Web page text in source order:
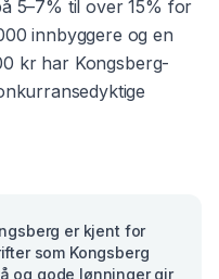
5–7% til over 15% for
innbyggere og en
krhar Kongsberg-
er kjent for
som Kongsberg
og gode lønninger gir